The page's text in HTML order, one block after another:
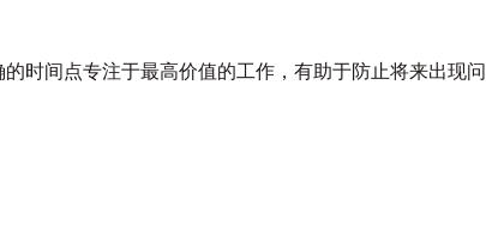
时间点专注于最高价值的工作，有助于防止将来出现问